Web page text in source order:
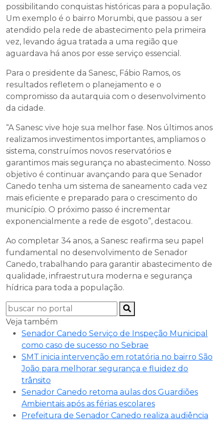
possibilitando conquistas históricas para a população.
Um exemplo é o bairro Morumbi, que passou a ser
atendido pela rede de abastecimento pela primeira
vez, levando água tratada a uma região que
aguardava há anos por esse serviço essencial.
Para o presidente da Sanesc, Fábio Ramos, os
resultados refletem o planejamento e o
compromisso da autarquia com o desenvolvimento
da cidade.
“A Sanesc vive hoje sua melhor fase. Nos últimos anos
realizamos investimentos importantes, ampliamos o
sistema, construímos novos reservatórios e
garantimos mais segurança no abastecimento. Nosso
objetivo é continuar avançando para que Senador
Canedo tenha um sistema de saneamento cada vez
mais eficiente e preparado para o crescimento do
município. O próximo passo é incrementar
exponencialmente a rede de esgoto”, destacou.
Ao completar 34 anos, a Sanesc reafirma seu papel
fundamental no desenvolvimento de Senador
Canedo, trabalhando para garantir abastecimento de
qualidade, infraestrutura moderna e segurança
hídrica para toda a população.
Veja também
Senador Canedo Serviço de Inspeção Municipal
como caso de sucesso no Sebrae
SMT inicia intervenção em rotatória no bairro São
João para melhorar segurança e fluidez do
trânsito
Senador Canedo retoma aulas dos Guardiões
Ambientais após as férias escolares
Prefeitura de Senador Canedo realiza audiência